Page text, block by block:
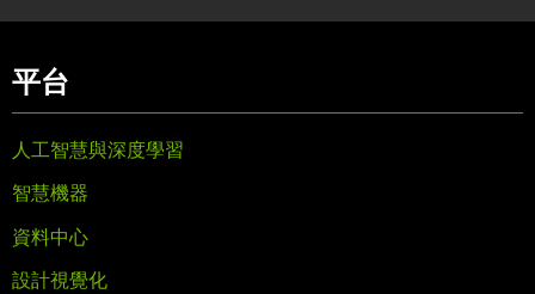
平台
人工智慧與深度學習
智慧機器
資料中心
設計視覺化